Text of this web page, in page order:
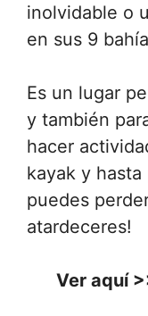
inolvidable o
en sus 9
Es un lugar
y también
hacer
kayak y
puedes
atardeceres!
Ver aquí